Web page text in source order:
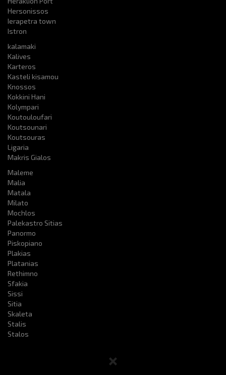
Hersonissos
Ierapetra town
Istron
kalamaki
Kalives
Karteros
Kasteli kisamou
Knossos
Kokkini Hani
Kolympari
Koutouloufari
Koutsounari
Koutsouras
Ligaria
Makris Gialos
Maleme
Malia
Matala
Milato
Mochlos
Palekastro Sitias
Panormo
Piskopiano
Plakias
Platanias
Rethimno
Sfakia
Sissi
Sitia
Skaleta
Stalis
Stalos